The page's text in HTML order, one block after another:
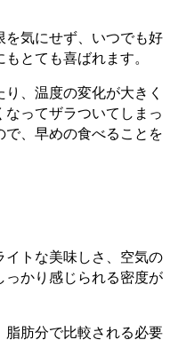
気にせず、いつでも好
とても喜ばれます。
、温度の変化が大きく
ってザラついてしまっ
、早めの食べることを
イトな美味しさ、空気の
かり感じられる密度が
肪分で比較される必要